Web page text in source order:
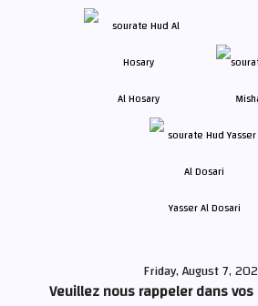
Al Hosary
Yasser Al Dosari
Friday, August 7,
Veuillez nous rappeler dans